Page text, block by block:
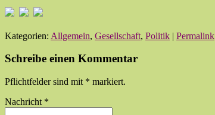
Kategorien: Allgemein, Gesellschaft, Politik | Permalink
Schreibe einen Kommentar
Pflichtfelder sind mit * markiert.
Nachricht *